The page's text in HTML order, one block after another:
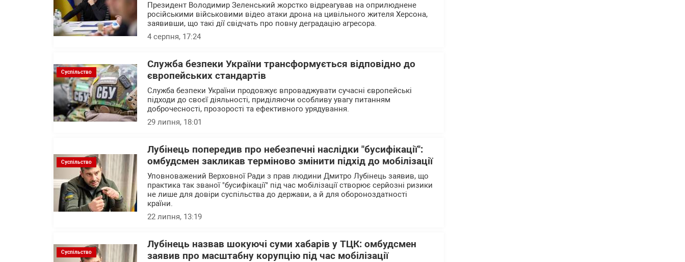
Президент Володимир Зеленський жорстко відреагував на оприлюднене
російськими військовими відео атаки дрона на цивільного жителя Херсона,
заявивши, що такі дії свідчать про повну деградацію агресора.
4 серпня, 17:24
Суспільство
Служба безпеки України трансформується відповідно до
європейських стандартів
Служба безпеки України продовжує впроваджувати сучасні європейські
підходи до своєї діяльності, приділяючи особливу увагу питанням
доброчесності, прозорості та ефективного урядування.
29 липня, 18:01
Суспільство
Лубінець попередив про небезпечні наслідки "бусифікації":
омбудсмен закликав терміново змінити підхід до мобілізації
Уповноважений Верховної Ради з прав людини Дмитро Лубінець заявив, що
практика так званої "бусифікації" під час мобілізації створює серйозні ризики
не лише для довіри суспільства до держави, а й для обороноздатності
країни.
22 липня, 13:19
Суспільство
Лубінець назвав шокуючі суми хабарів у ТЦК: омбудсмен
заявив про масштабну корупцію під час мобілізації